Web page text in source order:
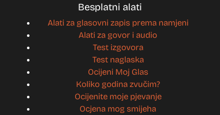
Besplatni alati
Alati za glasovni zapis prema namjeni
Alati za govor i audio
Test izgovora
Test naglaska
Ocijeni Moj Glas
Koliko godina zvučim?
Ocijenite moje pjevanje
Ocjena mog smijeha